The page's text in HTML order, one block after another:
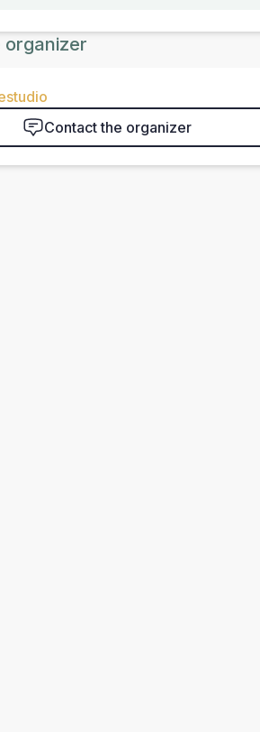
organizer
Contact the organizer